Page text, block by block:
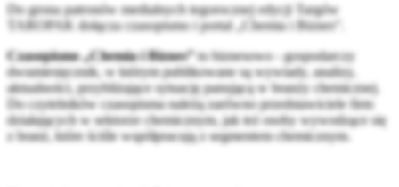
Do grona patronów medialnych tegorocznej edycji Targów
TAROPAK dołącza czasopismo i portal „Chemia i Biznes”.
Czasopismo „Chemia i Biznes”to biznesowo - gospodarczy
dwumiesięcznik, w którym publikowane są wywiady, analizy,
aktualności, przybliżające sytuację panującą w branży chemicznej.
Do czytelników czasopisma należą zarówno przedstawiciele firm
działających w sektorze chemicznym, jak też osoby wywodzące się
z branż, które ściśle współpracują z segmentem chemicznym.